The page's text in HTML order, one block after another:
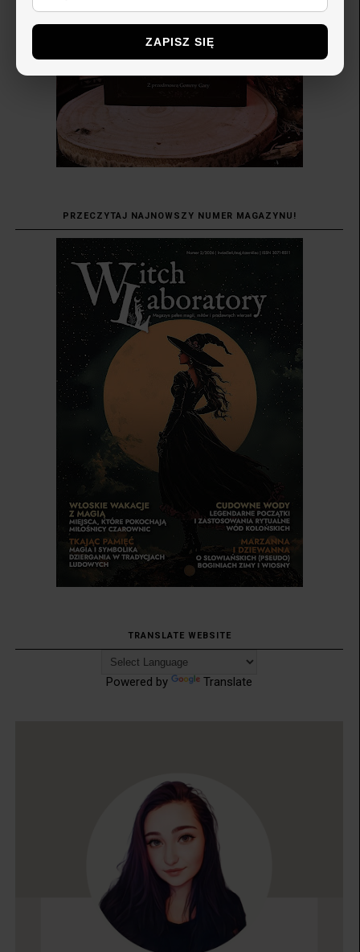
PRZECZYTAJ NAJNOWSZY NUMER MAGAZYNU!
TRANSLATE WEBSITE
Powered by Translate
ZAPISZ SIĘ